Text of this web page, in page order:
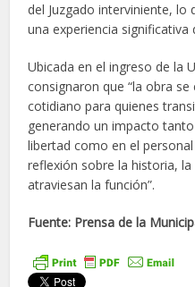
del Juzgado interviniente,
una experiencia
Ubicada en el ingreso de la
consignaron que “la obra
cotidiano para quienes
generando un impacto
libertad como en el
reflexión sobre la historia,
atraviesan la función”.
Fuente: Prensa de la